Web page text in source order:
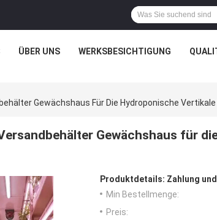
ÜBER UNS WERKSBESICHTIGUNG
Gewächshaus Für Die Hydroponische
Gewächshaus für
Produktdetails: Zahlung
Min Bestellmenge:
Preis: